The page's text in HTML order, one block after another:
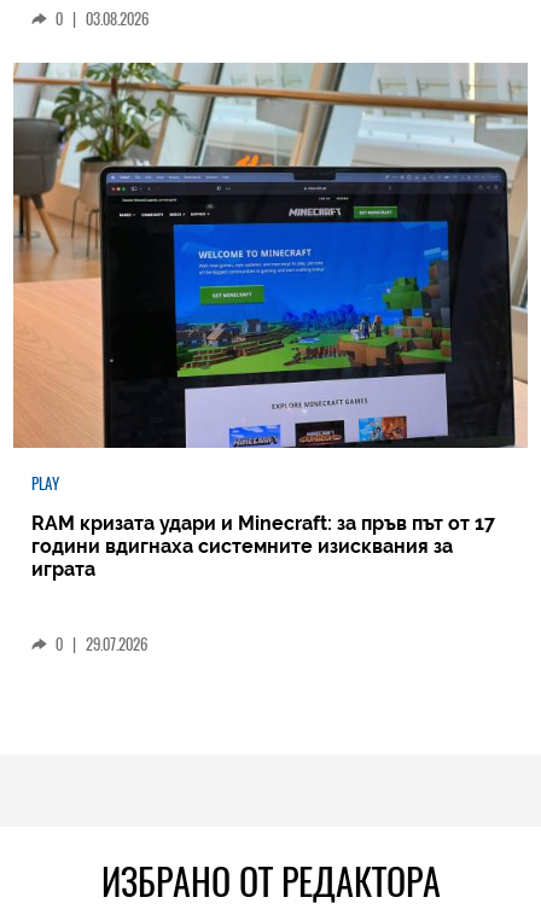
0 | 03.08.2026
PLAY
RAM кризата удари и Minecraft: за пръв път от 17
години вдигнаха системните изисквания за
играта
0 29.07.2026
ИЗБРАНО ОТ РЕДАКТОРА